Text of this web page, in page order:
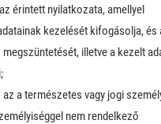
érintett nyilatkozata, amellyel
kezelését kifogásolja, és
illetve a kezelt
a természetes vagy jogi
nem rendelkező